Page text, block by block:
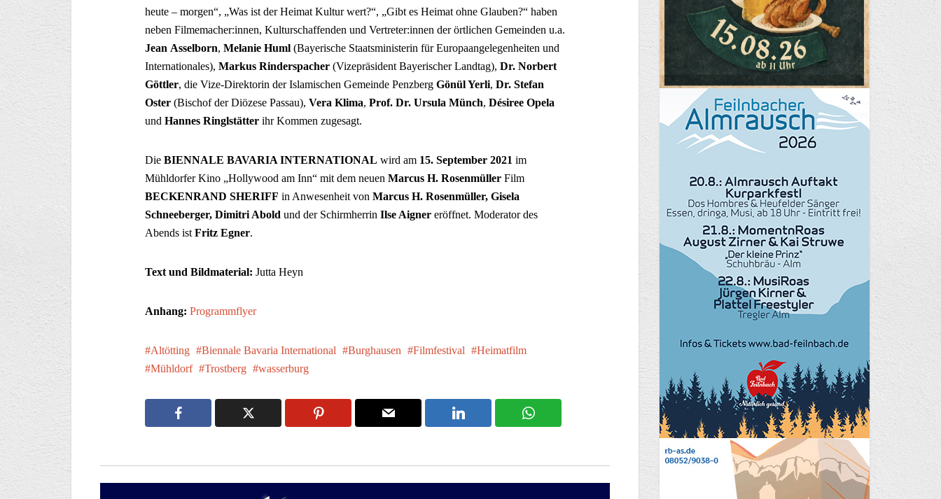
heute – morgen“, „Was ist der Heimat Kultur wert?“, „Gibt es Heimat ohne Glauben?“ haben
neben Filmemacher:innen, Kulturschaffenden und Vertreter:innen der örtlichen Gemeinden u.a.
Jean Asselborn, Melanie Huml (Bayerische Staatsministerin für Europaangelegenheiten und
Internationales), Markus Rinderspacher (Vizepräsident Bayerischer Landtag), Dr. Norbert
Göttler, die Vize-Direktorin der Islamischen Gemeinde Penzberg Gönül Yerli, Dr. Stefan
Oster (Bischof der Diözese Passau), Vera Klima, Prof. Dr. Ursula Münch, Désiree Opela
und Hannes Ringlstätter ihr Kommen zugesagt.
Die BIENNALE BAVARIA INTERNATIONAL wird am 15. September 2021 im
Mühldorfer Kino „Hollywood am Inn“ mit dem neuen Marcus H. Rosenmüller Film
BECKENRAND SHERIFF in Anwesenheit von Marcus H. Rosenmüller, Gisela
Schneeberger, Dimitri Abold und der Schirmherrin Ilse Aigner eröffnet. Moderator des
Abends ist Fritz Egner.
Text und Bildmaterial: Jutta Heyn
Anhang: Programmflyer
Altötting Biennale Bavaria International Burghausen Filmfestival
Heimatfilm
Mühldorf
Trostberg wasserburg